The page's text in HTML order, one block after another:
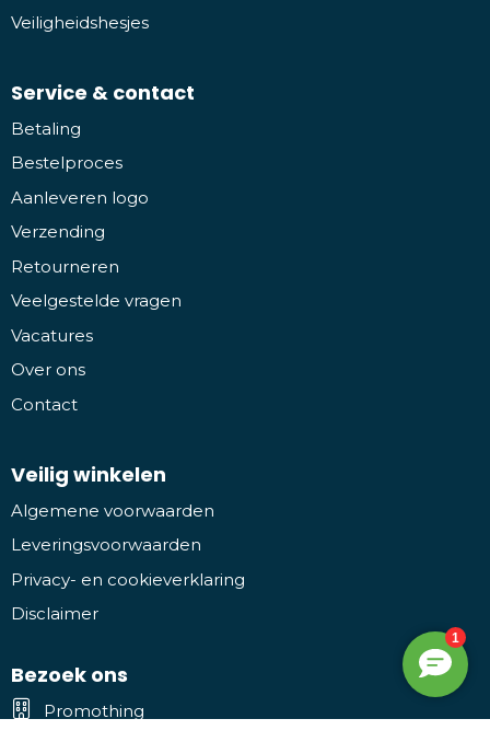
Veiligheidshesjes
Service & contact
Betaling
Bestelproces
Aanleveren logo
Verzending
Retourneren
Veelgestelde vragen
Vacatures
Over ons
Contact
Veilig winkelen
Algemene voorwaarden
Leveringsvoorwaarden
Privacy- en cookieverklaring
Disclaimer
Bezoek ons
Promothing